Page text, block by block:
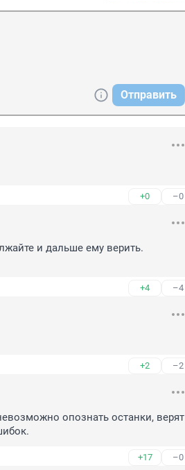
Отправить
+0 –0
и дальше ему верить.
+4 –4
+2 –2
опознать останки, верят
+17 –0